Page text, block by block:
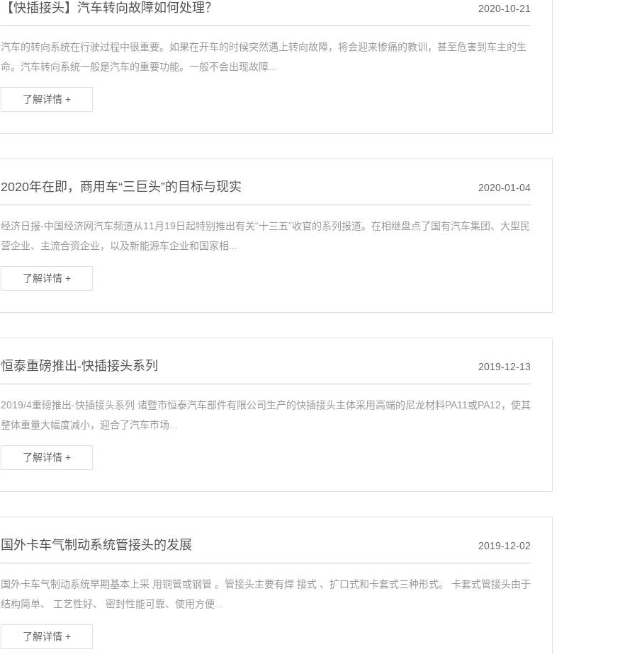
【快插接头】汽车转向故障如何处理？ 2020-10-21
汽车的转向系统在行驶过程中很重要。如果在开车的时候突然遇上转向故障，将会迎来惨痛的教训，甚至危害到车主的生
命。汽车转向系统一般是汽车的重要功能。一般不会出现故障...
了解详情 +
2020年在即，商用车“三巨头”的目标与现实 2020-01-04
经济日报-中国经济网汽车频道从11月19日起特别推出有关“十三五”收官的系列报道。在相继盘点了国有汽车集团、大型民
营企业、主流合资企业，以及新能源车企业和国家相...
了解详情 +
恒泰重磅推出-快插接头系列 2019-12-13
2019/4重磅推出-快插接头系列 诸暨市恒泰汽车部件有限公司生产的快插接头主体采用高端的尼龙材料PA11或PA12，使其
整体重量大幅度减小，迎合了汽车市场...
了解详情 +
国外卡车气制动系统管接头的发展 2019-12-02
国外卡车气制动系统早期基本上采 用铜管或钢管 。管接头主要有焊 接式 、扩口式和卡套式三种形式。 卡套式管接头由于
结构简单、 工艺性好、 密封性能可靠、使用方便...
了解详情 +